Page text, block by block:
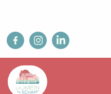
Overslaan
en
naar
inhoud
fb ig in
Main
navigation